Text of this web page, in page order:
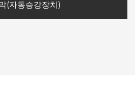
(자동승강장치)